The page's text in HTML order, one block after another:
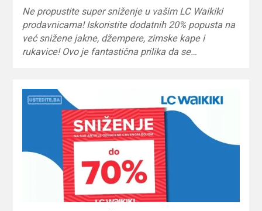
Ne propustite super sniženje u vašim LC Waikiki
prodavnicama! Iskoristite dodatnih 20% popusta na
već snižene jakne, džempere, zimske kape i
rukavice! Ovo je fantastična prilika da se…